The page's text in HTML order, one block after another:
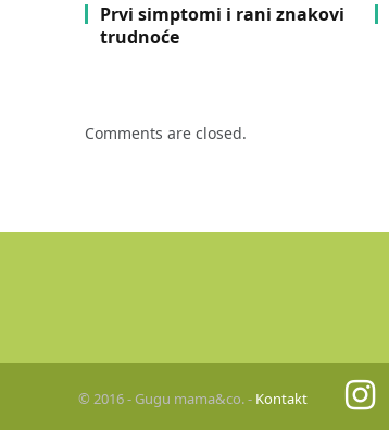
Prvi simptomi i rani znakovi
trudnoće
Comments are closed.
© 2016 - Gugu mama&co. - Kontakt